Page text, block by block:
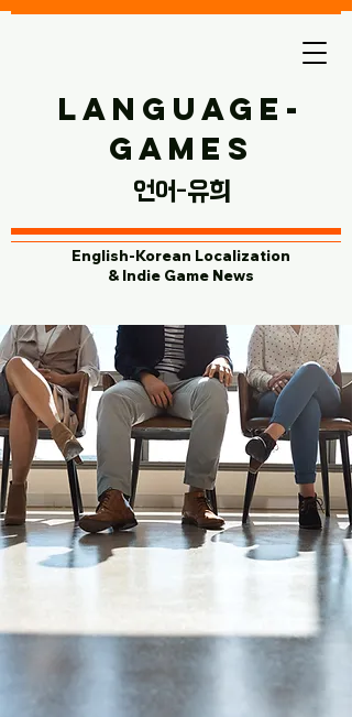
English-Korean Localization
& Indie Game News
Language-
Games
​언어-유희